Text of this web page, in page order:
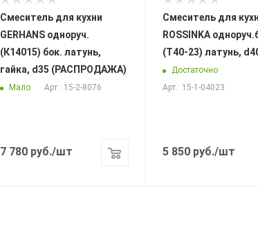
Смеситель для кухни
GERHANS одноруч.
(К14015) бок. латунь,
гайка, d35 (РАСПРОДАЖА)
Мало Арт.: 15-2-8076
7 780 руб./шт
Смеситель для
ROSSINKA
(T40-23) латунь,
Достаточно
Арт.: 15-1-04023
5 850руб./шт